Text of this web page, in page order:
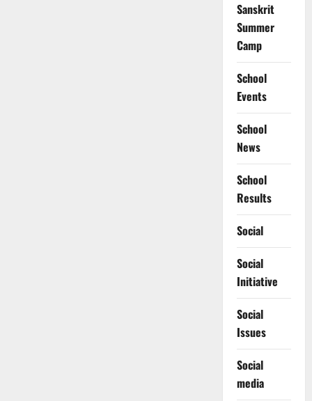
Sanskrit
Summer
Camp
School
Events
School
News
School
Results
Social
Social
Initiative
Social
Issues
Social
media